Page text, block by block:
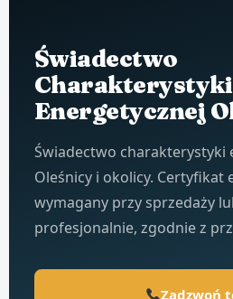
Świadectwo
Charakterystyki
Energetycznej
Świadectwo charakterystyki
Oleśnicy i okolicy. Certyfikat
wymagany przy sprzedaży
profesjonalnie, zgodnie z
Zadzwoń